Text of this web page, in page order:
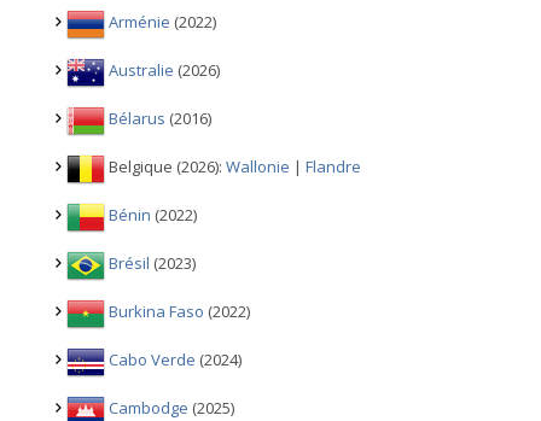
Arménie (2022)
Australie (2026)
Bélarus (2016)
Belgique (2026): Wallonie | Flandre
Bénin (2022)
Brésil (2023)
Burkina Faso (2022)
Cabo Verde (2024)
Cambodge (2025)